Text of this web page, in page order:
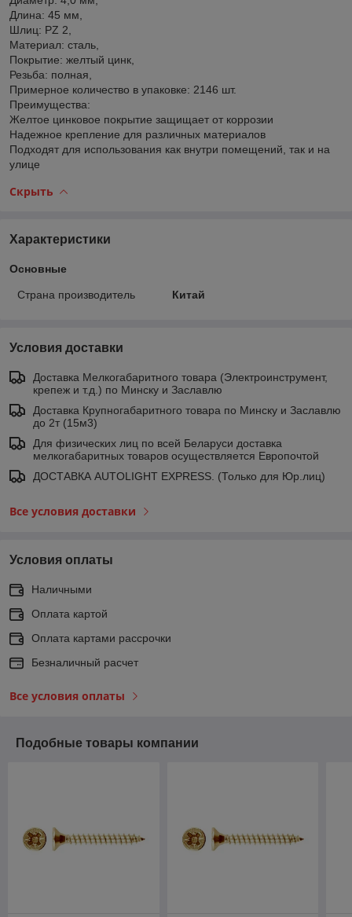
Длина: 45 мм,
Шлиц: PZ 2,
Материал: сталь,
Покрытие: желтый цинк,
Резьба: полная,
Примерное количество в упаковке: 2146 шт.
Преимущества:
Желтое цинковое покрытие защищает от коррозии
Надежное крепление для различных материалов
Подходят для использования как внутри помещений, так и на
улице
Скрыть
Характеристики
Основные
Страна производитель Китай
Условия доставки
Доставка Мелкогабаритного товара (Электроинструмент,
крепеж и т.д.) по Минску и Заславлю
Доставка Крупногабаритного товара по Минску и Заславлю
до 2т (15м3)
Для физических лиц по всей Беларуси доставка
мелкогабаритных товаров осуществляется Европочтой
ДОСТАВКА AUTOLIGHT EXPRESS. (Только для Юр.лиц)
Все условия доставки
Условия оплаты
Наличными
Оплата картой
Оплата картами рассрочки
Безналичный расчет
Все условия оплаты
Подобные товары компании